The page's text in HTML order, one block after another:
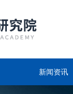
新闻资讯